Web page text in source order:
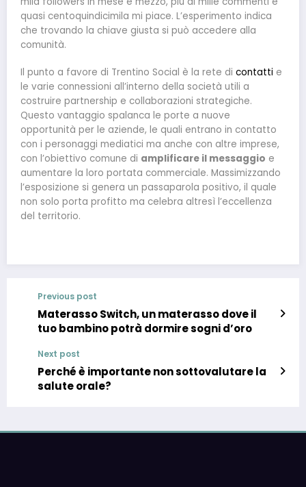
quasi centoquindicimila mi piace. L’esperimento indica
che trovando la chiave giusta si può accedere alla
comunità.
Il punto a favore di Trentino Social è la rete di contatti e
le varie connessioni all’interno della società utili a
costruire partnership e collaborazioni strategiche.
Questo vantaggio spalanca le porte a nuove
opportunità per le aziende, le quali entrano in contatto
con i personaggi mediatici ma anche con altre imprese,
con l’obiettivo comune di amplificare il messaggio e
aumentare la loro portata commerciale. Massimizzando
l’esposizione si genera un passaparola positivo, il quale
non solo porta profitto ma celebra altresì l’eccellenza
del territorio.
Previous post
Materasso Switch, un materasso dove il
tuo bambino potrà dormire sogni d’oro
Next post
Perché è importante non sottovalutare la
salute orale?